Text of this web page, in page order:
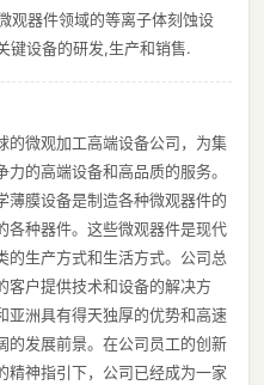
观器件领域的等离子体刻蚀设
键设备的研发,生产和销售.
的微观加工高端设备公司，为集
的高端设备和高品质的服务。
薄膜设备是制造各种微观器件的
各种器件。这些微观器件是现代
的生产方式和生活方式。公司总
客户提供技术和设备的解决方
亚洲具有得天独厚的优势和高速
的发展前景。在公司员工的创新
精神指引下，公司已经成为一家